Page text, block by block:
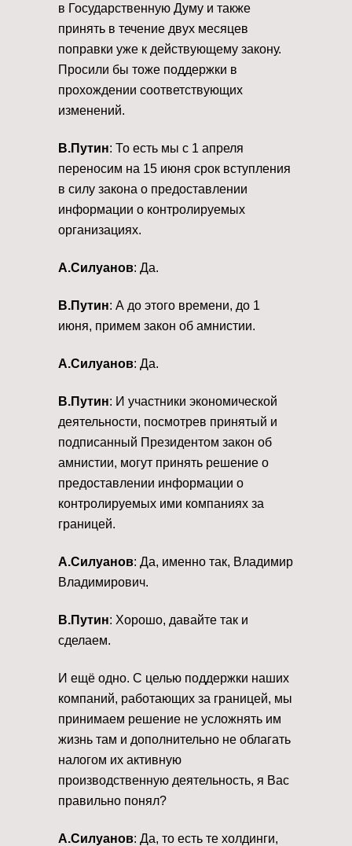
в Государственную Думу и также
принять в течение двух месяцев
поправки уже к действующему закону.
Просили бы тоже поддержки в
прохождении соответствующих
изменений.
В.Путин: То есть мы с 1 апреля
переносим на 15 июня срок вступления
в силу закона о предоставлении
информации о контролируемых
организациях.
А.Силуанов: Да.
В.Путин: А до этого времени, до 1
июня, примем закон об амнистии.
А.Силуанов: Да.
В.Путин: И участники экономической
деятельности, посмотрев принятый и
подписанный Президентом закон об
амнистии, могут принять решение о
предоставлении информации о
контролируемых ими компаниях за
границей.
А.Силуанов: Да, именно так, Владимир
Владимирович.
В.Путин: Хорошо, давайте так и
сделаем.
И ещё одно. С целью поддержки наших
компаний, работающих за границей, мы
принимаем решение не усложнять им
жизнь там и дополнительно не облагать
налогом их активную
производственную деятельность, я Вас
правильно понял?
А.Силуанов: Да, то есть те холдинги,